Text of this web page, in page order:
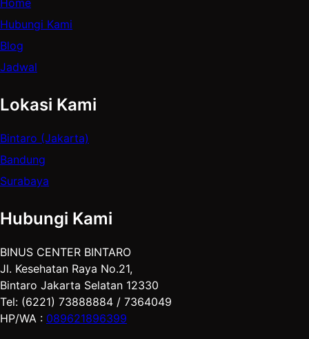
Hubungi Kami
Blog
Jadwal
Lokasi Kami
Bintaro (Jakarta)
Bandung
Surabaya
Hubungi Kami
BINUS CENTER BINTARO
Jl. Kesehatan Raya No.21,
Bintaro Jakarta Selatan 12330
Tel: (6221) 73888884 / 7364049
HP/WA : 089621896399